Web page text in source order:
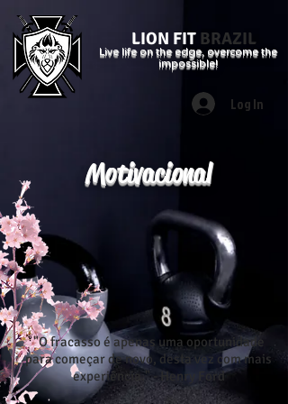
LION FIT BRAZIL
Live life on the edge, overcome the
impossible!
Log In
Motivacional
"O fracasso é apenas uma oportunidade
para começar de novo, desta vez com mais
experiência." - Henry Ford